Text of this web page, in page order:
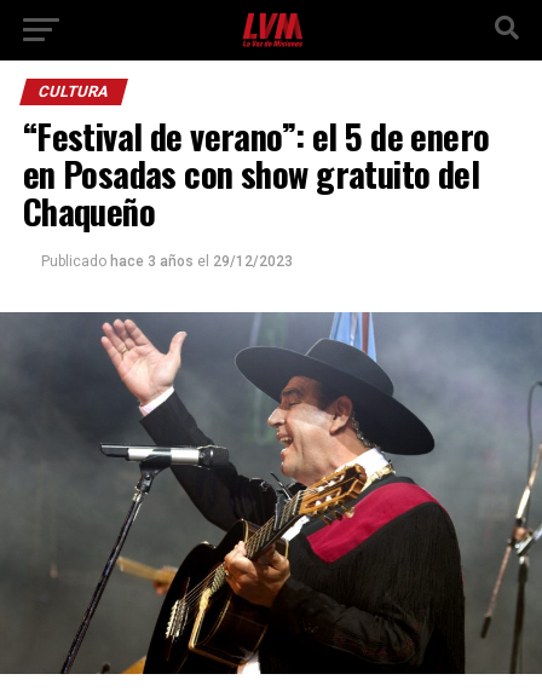
CULTURA
“Festival de verano”: el 5 de enero
en Posadas con show gratuito del
Chaqueño
Publicado hace 3 años el 29/12/2023